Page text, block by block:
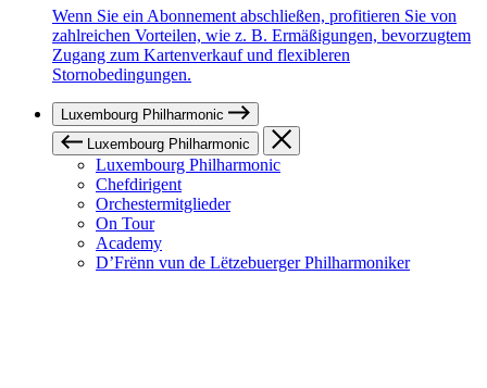
Wenn Sie ein Abonnement abschließen, profitieren Sie von
zahlreichen Vorteilen, wie z. B. Ermäßigungen, bevorzugtem
Zugang zum Kartenverkauf und flexibleren
Stornobedingungen.
Luxembourg Philharmonic
Luxembourg Philharmonic
Luxembourg Philharmonic
Chefdirigent
Orchestermitglieder
On Tour
Academy
D’Frënn vun de Lëtzebuerger Philharmoniker